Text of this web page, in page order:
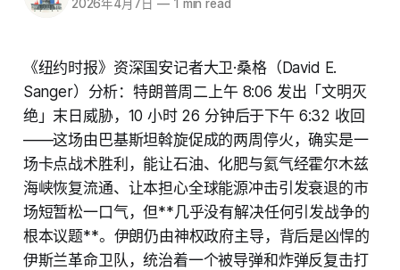
2026年4月7日 —1 min read
《纽约时报》资深国安记者大卫·桑格（David E.
Sanger）分析：特朗普周二上午 8:06 发出「文明灭
绝」末日威胁，10 小时 26 分钟后于下午 6:32 收回
——这场由巴基斯坦斡旋促成的两周停火，确实是一
场卡点战术胜利，能让石油、化肥与氦气经霍尔木兹
海峡恢复流通、让本担心全球能源冲击引发衰退的市
场短暂松一口气，但**几乎没有解决任何引发战争的
根本议题**。伊朗仍由神权政府主导，背后是凶悍的
伊斯兰革命卫队，统治着一个被导弹和炸弹反复击打